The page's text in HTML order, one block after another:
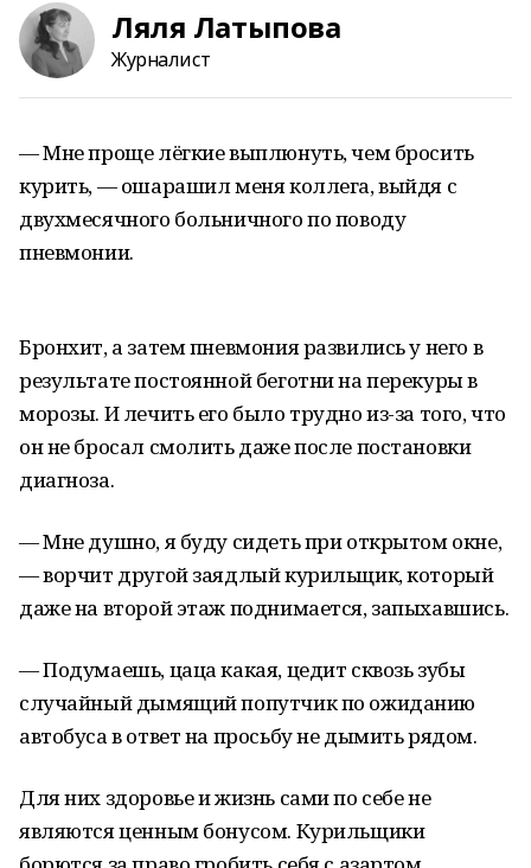
Ляля Латыпова
Журналист
— Мне проще лёгкие выплюнуть, чем бросить
курить, — ошарашил меня коллега, выйдя с
двухмесячного больничного по поводу
пневмонии.
Бронхит, а затем пневмония развились у него в
результате постоянной беготни на перекуры в
морозы. И лечить его было трудно из-за того, что
он не бросал смолить даже после постановки
диагноза.
— Мне душно, я буду сидеть при открытом окне,
— ворчит другой заядлый курильщик, который
даже на второй этаж поднимается, запыхавшись.
— Подумаешь, цаца какая, цедит сквозь зубы
случайный дымящий попутчик по ожиданию
автобуса в ответ на просьбу не дымить рядом.
Для них здоровье и жизнь сами по себе не
являются ценным бонусом. Курильщики